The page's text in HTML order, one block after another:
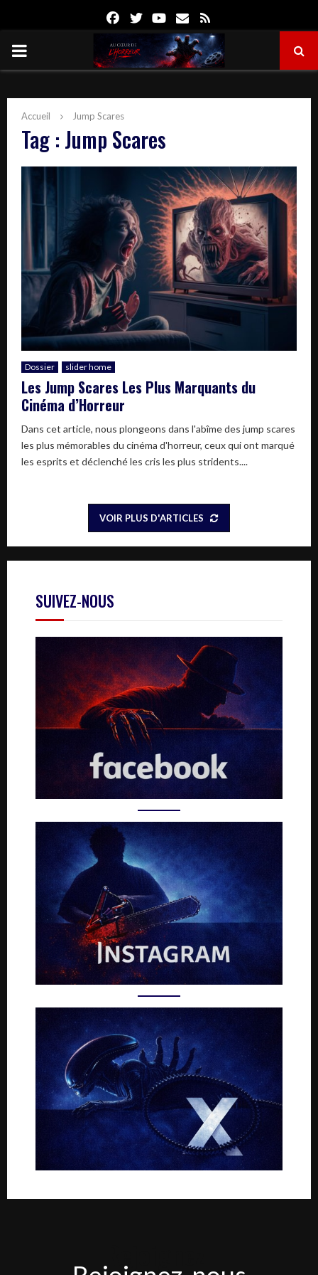
FacebookTwitterYoutube
Email
PRIMARY
Accueil Jump Scares
Tag : Jump Scares
Dossier slider home
Les Jump Scares Les Plus Marquants du
Cinéma d’Horreur
Dans cet article, nous plongeons dans l'abîme des jump scares
les plus mémorables du cinéma d'horreur, ceux qui ont marqué
les esprits et déclenché les cris les plus stridents....
VOIR PLUS D'ARTICLES
SUIVEZ-NOUS